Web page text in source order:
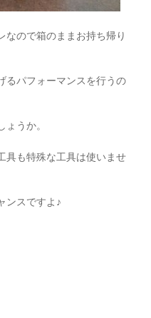
なので箱のままお持ち帰り
るパフォーマンスを行うの
うか。
具も特殊な工具は使いませ
ンスですよ♪